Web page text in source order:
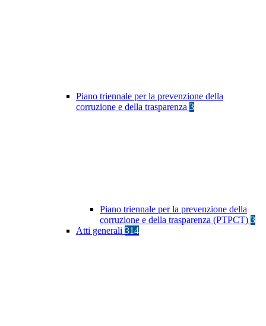
Piano triennale per la prevenzione della
corruzione e della trasparenza 3
Piano triennale per la prevenzione della
corruzione e della trasparenza (PTPCT) 3
Atti generali 314